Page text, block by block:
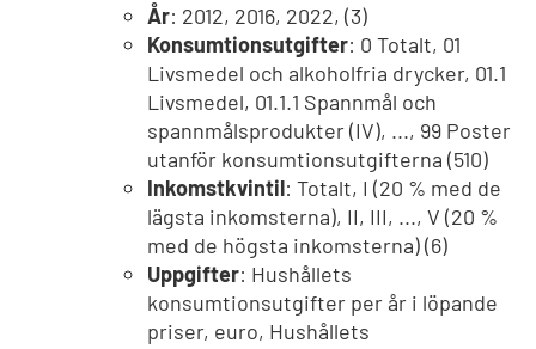
År: 2012, 2016, 2022, (3)
Konsumtionsutgifter: 0 Totalt, 01
Livsmedel och alkoholfria drycker, 01.1
Livsmedel, 01.1.1 Spannmål och
spannmålsprodukter (IV), ..., 99 Poster
utanför konsumtionsutgifterna (510)
Inkomstkvintil: Totalt, I (20 % med de
lägsta inkomsterna), II, III, ..., V (20 %
med de högsta inkomsterna) (6)
Uppgifter: Hushållets
konsumtionsutgifter per år i löpande
priser, euro, Hushållets